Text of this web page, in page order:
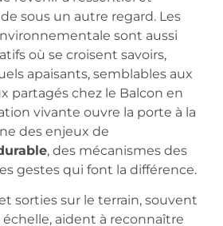
sous un autre regard. Les
sont aussi
où se croisent savoirs,
apaisants, semblables aux
partagés chez le Balcon en
vivante ouvre la porte à la
des enjeux de
, des mécanismes des
gestes qui font la différence.
sorties sur le terrain, souvent
aident à reconnaître